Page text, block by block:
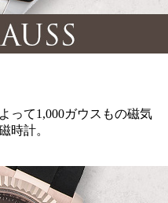
って1,000ガウスもの磁気
時計。